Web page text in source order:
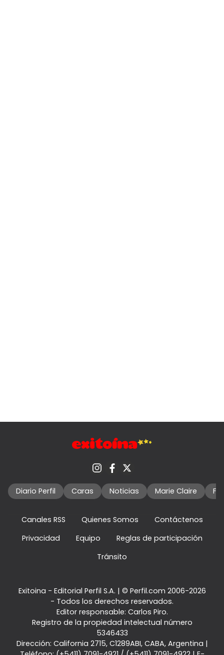
Diario Perfil Caras Noticias Marie Claire
Canales RSS Quienes Somos
Contáctenos
Privacidad
Equipo
Reglas de participación
Tránsito
Exitoina - Editorial Perfil S.A. | © Perfil.com 2006-2026
- Todos los derechos reservados.
Editor responsable: Carlos Piro.
Registro de la propiedad intelectual número
5346433
Dirección: California 2715, C1289ABI, CABA, Argentina |